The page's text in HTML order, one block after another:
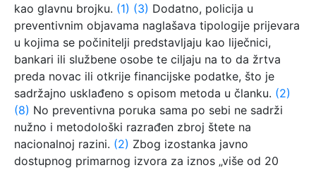
kao glavnu brojku. (1) (3) Dodatno, policija u
preventivnim objavama naglašava tipologije prijevara
u kojima se počinitelji predstavljaju kao liječnici,
bankari ili službene osobe te ciljaju na to da žrtva
preda novac ili otkrije financijske podatke, što je
sadržajno usklađeno s opisom metoda u članku. (2)
(8) No preventivna poruka sama po sebi ne sadrži
nužno i metodološki razrađen zbroj štete na
nacionalnoj razini. (2) Zbog izostanka javno
dostupnog primarnog izvora za iznos „više od 20